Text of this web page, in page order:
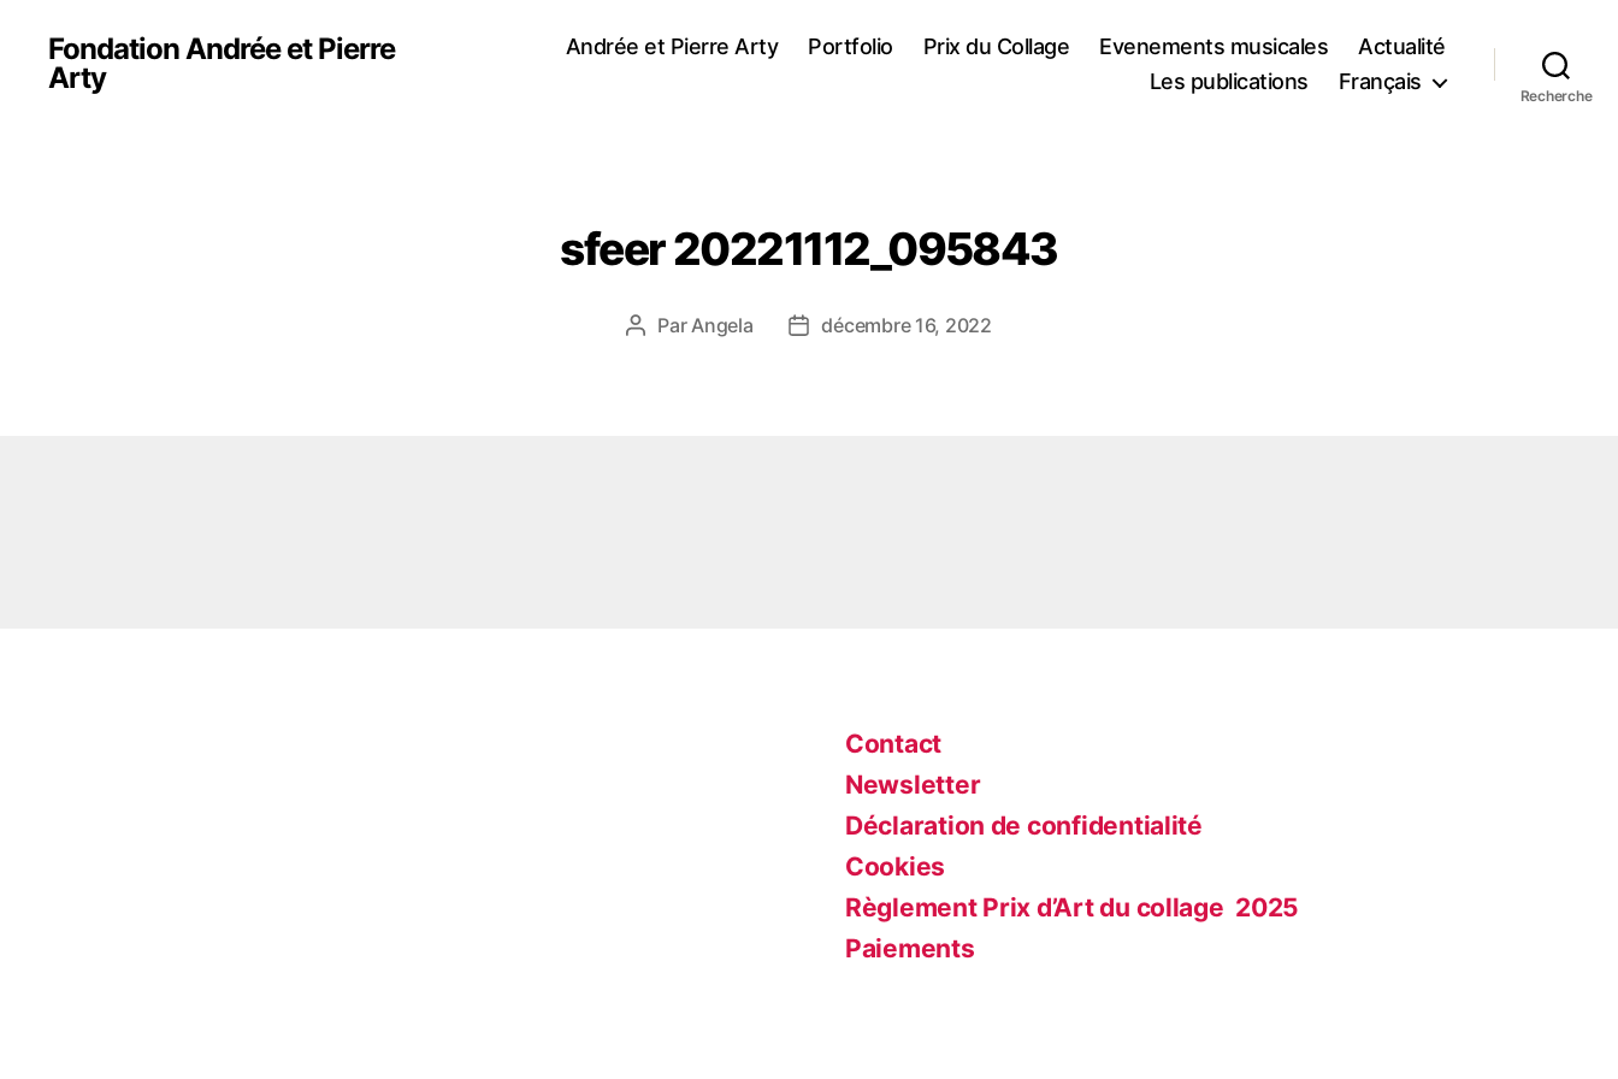
Fondation Andrée et Pierre
Arty
Andrée et Pierre Arty Portfolio Prix du Collage Evenements musicales
Actualité
Les publications
Français
Recherche
sfeer 20221112_095843
Auteur
ParAngela
Datedécembre 16, 2022
Contact
Newsletter
Déclaration de confidentialité
Cookies
Règlement Prix d’Art du collage 2025
Paiements